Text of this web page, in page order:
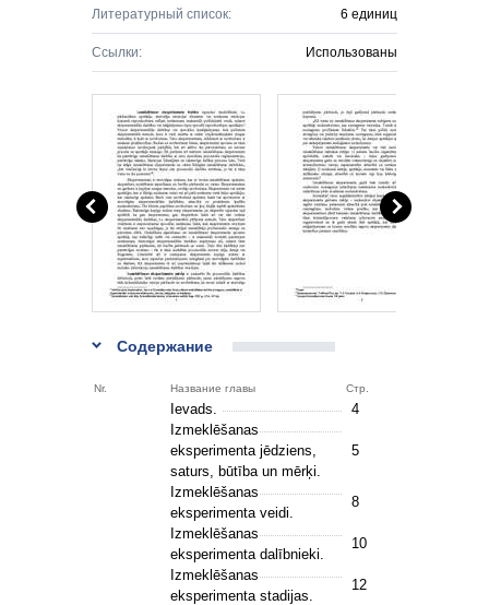
Литературный список: 6 единиц
Ссылки: Использованы
Содержание
Nr. Название главы Стр.
Ievads.
4
Izmeklēšanas
eksperimenta jēdziens,
saturs, būtība un mērķi.
5
Izmeklēšanas
eksperimenta veidi.
8
Izmeklēšanas
eksperimenta dalībnieki.
10
Izmeklēšanas
eksperimenta stadijas.
12